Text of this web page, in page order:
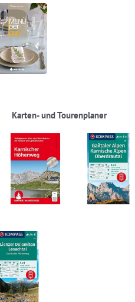
Karten- und Tourenplaner